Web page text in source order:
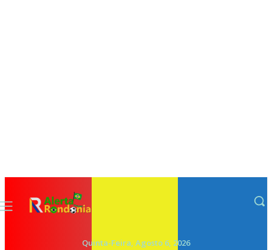
Quinta-Feira, Agosto 6, 2026